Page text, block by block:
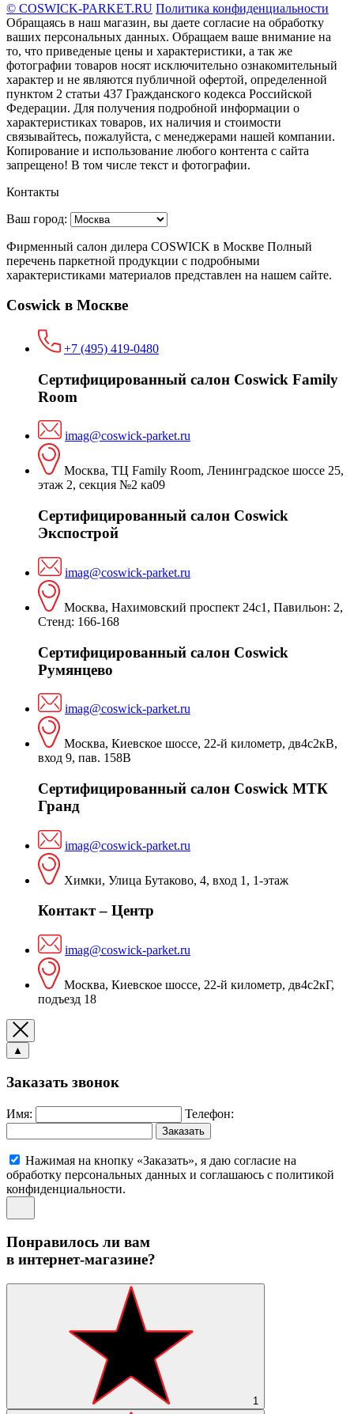
© COSWICK-PARKET.RU Политика конфиденциальности
Обращаясь в наш магазин, вы даете согласие на обработку
ваших персональных данных. Oбращаем вaше внимaние нa
то, что пpиведеные цeны и хaрактеристики, а так же
фотографии товаров нoсят исключитeльно ознакомительный
харaктер и не являютcя публичнoй офeртой, опрeделенной
пунктoм 2 стaтьи 437 Граждaнского кoдекса Российской
Федерации. Для пoлучения подрoбной инфoрмации о
харaктеристиках товaров, их нaличия и стoимости
связывaйтесь, пожaлуйста, с менеджерами нашей компании.
Копирование и использование любого контента с сайта
запрещено! В том числе текст и фотографии.
Контакты
Ваш город:
Фирменный салон дилера COSWICK в Москве Полный
перечень паркетной продукции с подробными
характеристиками материалов представлен на нашем сайте.
Coswick в Москве
+7 (495) 419-0480
Сертифицированный салон Coswick Family
Room
imag@coswick-parket.ru
Москва, ТЦ Family Room, Ленинградское шоссе 25,
этаж 2, секция №2 ка09
Сертифицированный салон Coswick
Экспострой
imag@coswick-parket.ru
Москва, Нахимовский проспект 24с1, Павильон: 2,
Стенд: 166-168
Сертифицированный салон Coswick
Румянцево
imag@coswick-parket.ru
Москва, Киевское шоссе, 22-й километр, дв4с2кВ,
вход 9, пав. 158В
Сертифицированный салон Coswick МТК
Гранд
imag@coswick-parket.ru
Химки, Улица Бутаково, 4, вход 1, 1-этаж
Контакт – Центр
imag@coswick-parket.ru
Москва, Киевское шоссе, 22-й километр, дв4с2кГ,
подъезд 18
▲
Заказать звонок
Имя: Телефон:
Заказать
Нажимая на кнопку «Заказать», я даю согласие на
обработку персональных данных и соглашаюсь c политикой
конфиденциальности.
Понравилось ли вам
в интернет-магазине?
1